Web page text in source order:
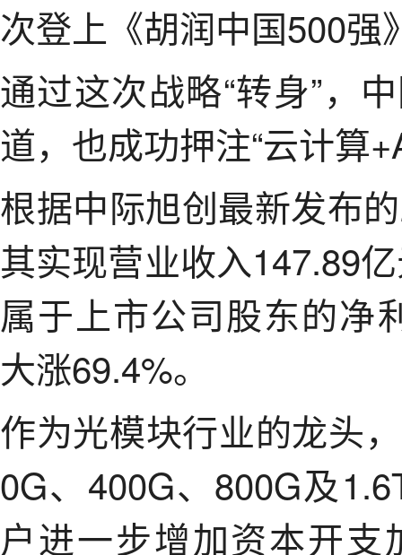
次登上《胡润中国500强
通过这次战略“转身”，
道，也成功押注“云计算
根据中际旭创最新发布
其实现营业收入147.89
属于上市公司股东的净
大涨69.4%。
作为光模块行业的龙头
0G、400G、800G及
户进一步增加资本开